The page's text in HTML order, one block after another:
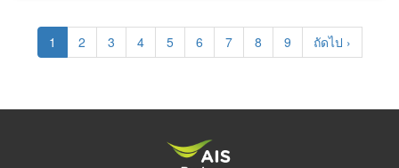
Pagination
Current
page
1 Page
2 Page
3 Page
4 Page
5 Page
6 Page
7 Page
8 Page
9
Next
page
ถัดไป ›